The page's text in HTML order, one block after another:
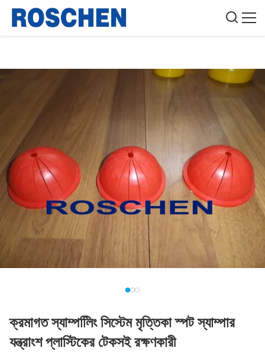
ক্রমাগত স্যাম্পলিিং সিস্টেম মৃত্তিকা স্পট স্যাম্পার
যন্ত্রাংশ প্লাস্টিকের টেকসই রক্ষণকারী